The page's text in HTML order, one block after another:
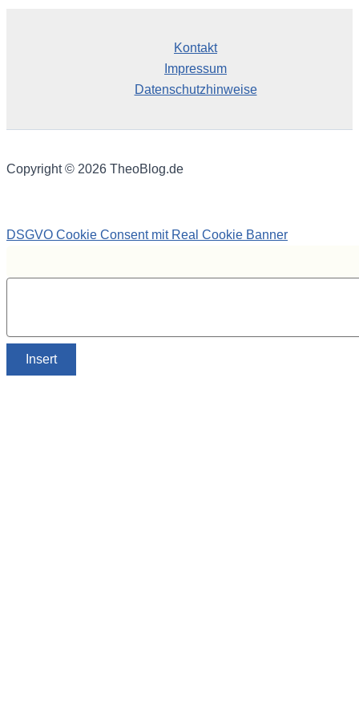
Kontakt
Impressum
Datenschutzhinweise
Copyright © 2026 TheoBlog.de
DSGVO Cookie Consent mit Real Cookie Banner
Insert